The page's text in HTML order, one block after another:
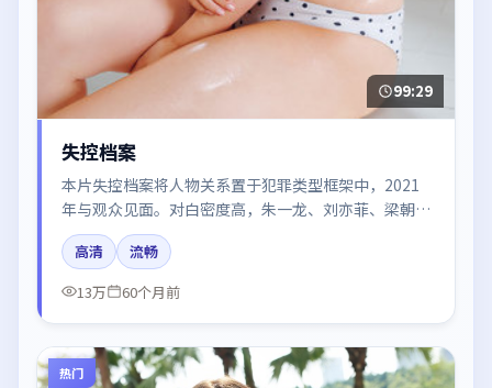
99:29
失控档案
本片失控档案将人物关系置于犯罪类型框架中，2021
年与观众见面。对白密度高，朱一龙、刘亦菲、梁朝
伟、胡歌的台词节奏值得关注；整体气质偏法国都市与
冷色调摄影。
高清
流畅
13万
60个月前
热门